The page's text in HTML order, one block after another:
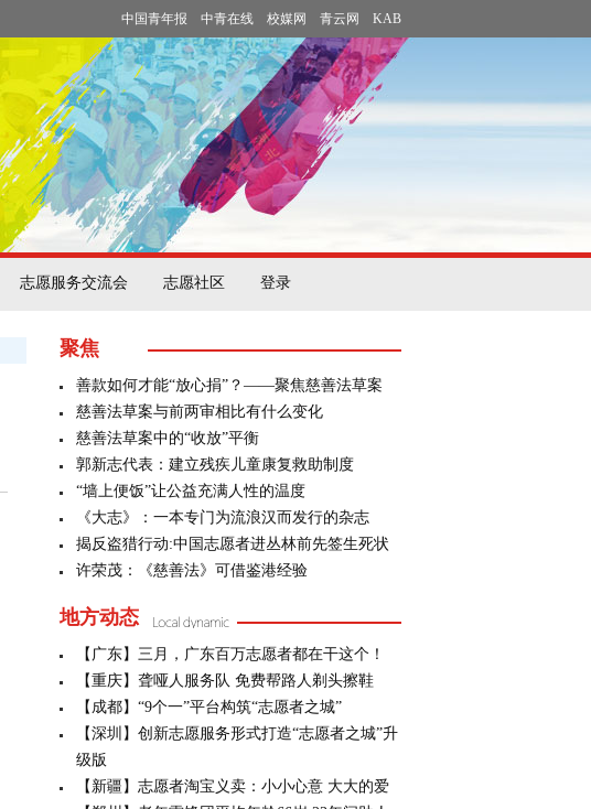
中国青年报 中青在线 校媒网 青云网 KAB
志愿服务交流会 志愿社区 登录
聚焦
善款如何才能“放心捐”？——聚焦慈善法草案
慈善法草案与前两审相比有什么变化
慈善法草案中的“收放”平衡
郭新志代表：建立残疾儿童康复救助制度
“墙上便饭”让公益充满人性的温度
《大志》：一本专门为流浪汉而发行的杂志
揭反盗猎行动:中国志愿者进丛林前先签生死状
许荣茂：《慈善法》可借鉴港经验
地方动态
【广东】三月，广东百万志愿者都在干这个！
【重庆】聋哑人服务队 免费帮路人剃头擦鞋
【成都】“9个一”平台构筑“志愿者之城”
【深圳】创新志愿服务形式打造“志愿者之城”升
级版
【新疆】志愿者淘宝义卖：小小心意 大大的爱